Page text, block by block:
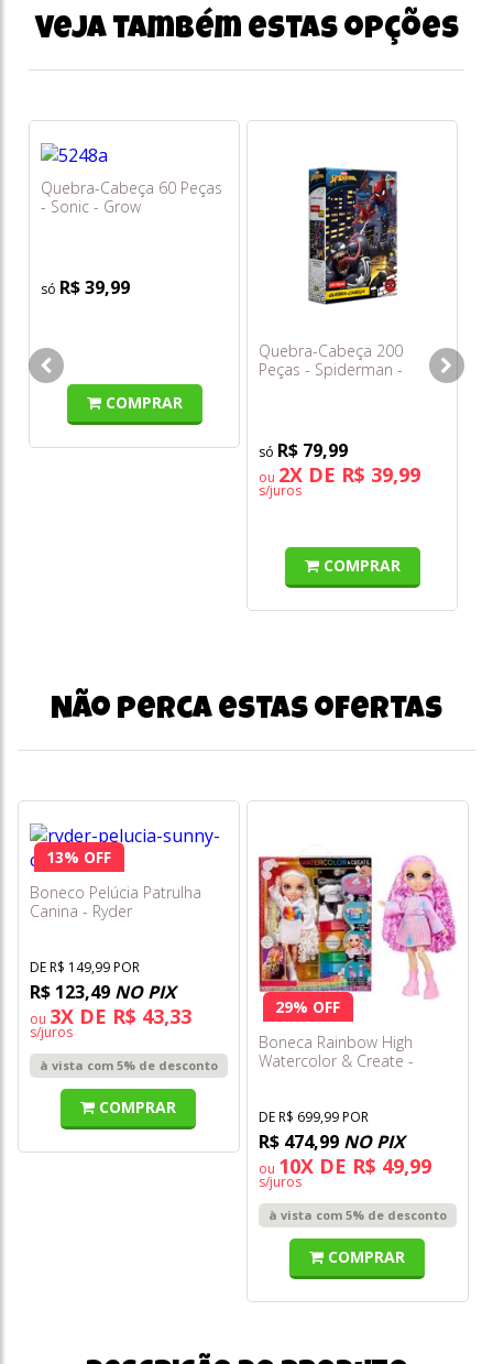
Veja também estas opções
Quebra-Cabeça 60 Peças
- Sonic - Grow
R$ 39,99
COMPRAR
Quebra-Cabeça 200
Peças - Spiderman -
R$ 79,99
ou 2X DE R$ 39,99
s/juros
COMPRAR
Não perca estas ofertas
13% OFF
Boneco Pelúcia Patrulha
Canina - Ryder
DE R$ 149,99 POR
R$ 123,49 NO PIX
ou 3X DE R$ 43,33
s/juros
à vista com 5% de desconto
COMPRAR
29% OFF
Boneca Rainbow High
Watercolor & Create -
DE R$ 699,99 POR
R$ 474,99 NO PIX
ou 10X DE R$ 49,99
s/juros
à vista com 5% de desconto
COMPRAR